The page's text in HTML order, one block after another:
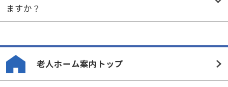
ますか？
老人ホーム案内トップ